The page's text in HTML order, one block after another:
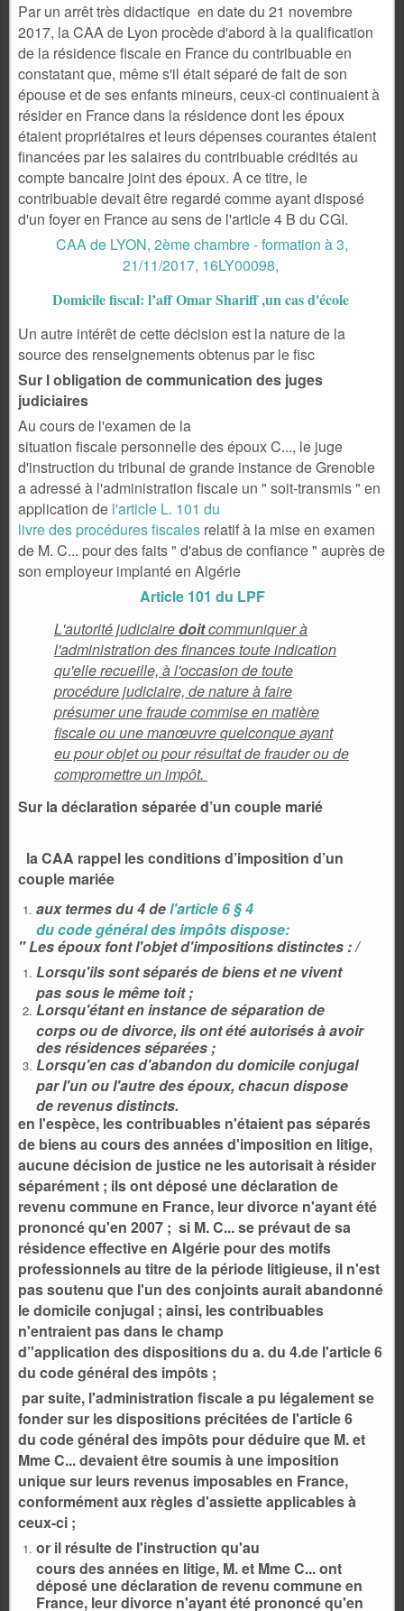
Par un arrêt très didactique en date du 21 novembre
2017, la CAA de Lyon procède d'abord à la qualification
de la résidence fiscale en France du contribuable en
constatant que, même s'il était séparé de fait de son
épouse et de ses enfants mineurs, ceux-ci continuaient à
résider en France dans la résidence dont les époux
étaient propriétaires et leurs dépenses courantes étaient
financées par les salaires du contribuable crédités au
compte bancaire joint des époux. A ce titre, le
contribuable devait être regardé comme ayant disposé
d'un foyer en France au sens de l'article 4 B du CGI.
CAA de LYON, 2ème chambre - formation à 3,
21/11/2017, 16LY00098,
Domicile fiscal: l’aff Omar Shariff ,un cas d'école
Un autre intérêt de cette décision est la nature de la
source des renseignements obtenus par le fisc
Sur l obligation de communication des juges
judiciaires
Au cours de l'examen de la
situation fiscale personnelle des époux C..., le juge
d'instruction du tribunal de grande instance de Grenoble
a adressé à l'administration fiscale un " soit-transmis " en
application de l'article L. 101 du
livre des procédures fiscales relatif à la mise en examen
de M. C... pour des faits " d'abus de confiance " auprès de
son employeur implanté en Algérie
Article 101 du LPF
L'autorité judiciairedoitcommuniquer à
l'administration des finances toute indication
qu'elle recueille, à l'occasion de toute
procédure judiciaire, de nature à faire
présumer une fraude commise en matière
fiscale ou une manœuvre quelconque ayant
eu pour objet ou pour résultat de frauder ou de
compromettre un impôt.
Sur la déclaration séparée d’un couple marié
la CAA rappel les conditions d’imposition d’un
couple mariée
aux termes du 4 del'article 6 § 4
du code général des impôts dispose:
" Les époux font l'objet d'impositions distinctes : /
Lorsqu'ils sont séparés de biens et ne vivent
pas sous le même toit ;
Lorsqu'étant en instance de séparation de
corps ou de divorce, ils ont été autorisés à avoir
des résidences séparées ;
Lorsqu'en cas d'abandon du domicile conjugal
par l'un ou l'autre des époux, chacun dispose
de revenus distincts.
en l'espèce, les contribuables n'étaient pas séparés
de biens au cours des années d'imposition en litige,
aucune décision de justice ne les autorisait à résider
séparément ; ils ont déposé une déclaration de
revenu commune en France, leur divorce n'ayant été
prononcé qu'en 2007 ; si M. C... se prévaut de sa
résidence effective en Algérie pour des motifs
professionnels au titre de la période litigieuse, il n'est
pas soutenu que l'un des conjoints aurait abandonné
le domicile conjugal ; ainsi, les contribuables
n'entraient pas dans le champ
d’'application des dispositions du a. du 4.de l'article 6
du code général des impôts ;
par suite, l'administration fiscale a pu légalement se
fonder sur les dispositions précitées de l'article 6
du code général des impôts pour déduire que M. et
Mme C... devaient être soumis à une imposition
unique sur leurs revenus imposables en France,
conformément aux règles d'assiette applicables à
ceux-ci ;
or il résulte de l'instruction qu'au
cours des années en litige, M. et Mme C... ont
déposé une déclaration de revenu commune en
France, leur divorce n'ayant été prononcé qu'en